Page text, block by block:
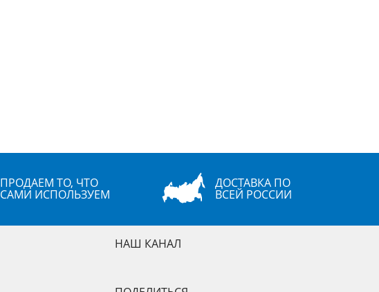
ПРОДАЕМ ТО, ЧТО
САМИ ИСПОЛЬЗУЕМ
ДОСТАВКА ПО
ВСЕЙ РОССИИ
НАШ КАНАЛ